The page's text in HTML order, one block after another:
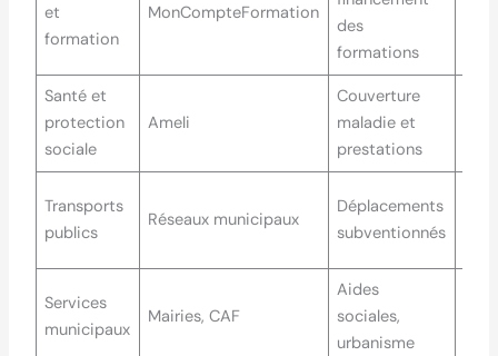
et
formation
MonCompteFormation
des
formations
Santé et
protection
sociale
Ameli
Couverture
maladie et
prestations
Transports
publics
Réseaux municipaux
Déplacements
subventionnés
Services
municipaux
Mairies, CAF
Aides
sociales,
urbanisme